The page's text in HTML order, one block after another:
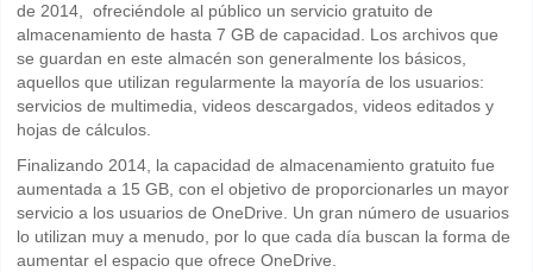
de 2014, ofreciéndole al público un servicio gratuito de
almacenamiento de hasta 7 GB de capacidad. Los archivos que
se guardan en este almacén son generalmente los básicos,
aquellos que utilizan regularmente la mayoría de los usuarios:
servicios de multimedia, videos descargados, videos editados y
hojas de cálculos.
Finalizando 2014, la capacidad de almacenamiento gratuito fue
aumentada a 15 GB, con el objetivo de proporcionarles un mayor
servicio a los usuarios de OneDrive. Un gran número de usuarios
lo utilizan muy a menudo, por lo que cada día buscan la forma de
aumentar el espacio que ofrece OneDrive.